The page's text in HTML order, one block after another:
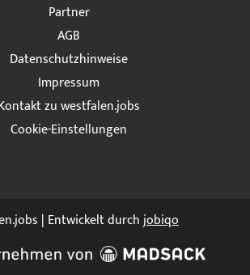
Partner
AGB
Datenschutzhinweise
Impressum
zu westfalen.jobs
Cookie-Einstellungen
| Entwickelt durchjobiqo